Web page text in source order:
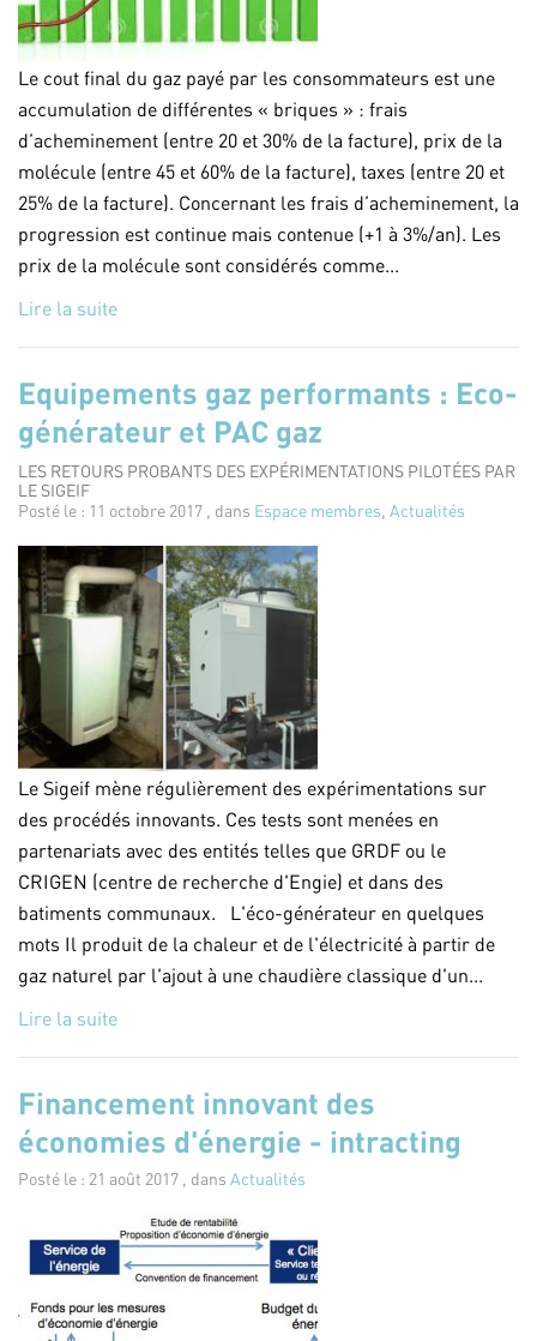
Le cout final du gaz payé par les consommateurs est une
accumulation de différentes « briques » : frais
d’acheminement (entre 20 et 30% de la facture), prix de la
molécule (entre 45 et 60% de la facture), taxes (entre 20 et
25% de la facture). Concernant les frais d’acheminement, la
progression est continue mais contenue (+1 à 3%/an). Les
prix de la molécule sont considérés comme...
Lire la suite
Equipements gaz performants : Eco-
générateur et PAC gaz
LES RETOURS PROBANTS DES EXPÉRIMENTATIONS PILOTÉES PAR
LE SIGEIF
Posté le : 11 octobre 2017 , dans Espace membres, Actualités
Le Sigeif mène régulièrement des expérimentations sur
des procédés innovants. Ces tests sont menées en
partenariats avec des entités telles que GRDF ou le
CRIGEN (centre de recherche d'Engie) et dans des
batiments communaux. L'éco-générateur en quelques
mots Il produit de la chaleur et de l'électricité à partir de
gaz naturel par l'ajout à une chaudière classique d'un...
Lire la suite
Financement innovant des
économies d'énergie - intracting
Posté le : 21 août 2017 , dans Actualités